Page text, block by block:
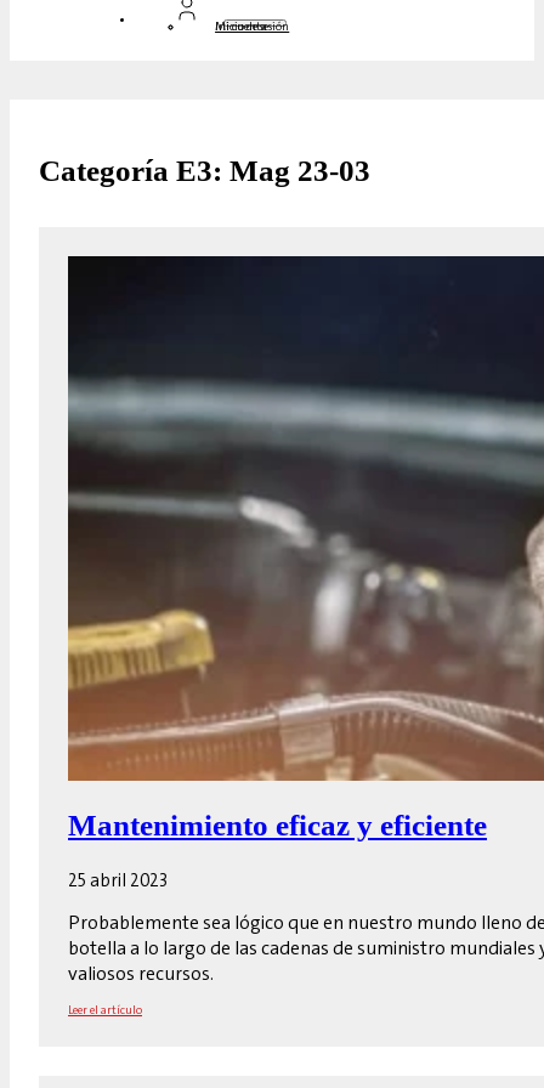
Inicio de sesión
Mi cuenta
Categoría E3: Mag 23-03
Mantenimiento eficaz y eficiente
25 abril 2023
Probablemente sea lógico que en nuestro mundo lleno
botella a lo largo de las cadenas de suministro
valiosos recursos.
Leer el artículo